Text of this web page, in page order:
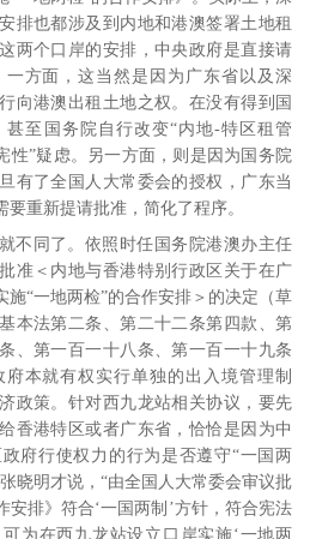
排也都涉及到内地和港澳签署土地租
两个口岸的安排，中央政府是直接请
方面，这当然是因为广东省以及深
向港澳出租土地之权。在没有得到国
至国务院自行改变“内地-特区租管
性”疑虑。
另一方面，则是因为国务院
有了全国人大常委会的授权，广东当
重新提请批准，简化了程序。
不同了。依照时任国务院港澳办主任
准＜内地与香港特别行政区关于在广
“一地两检”的合作安排＞的决定（草
本法第二条、第二十二条第四款、第
、第一百一十八条、第一百一十九条
本就有权实行单独的出入境管理制
政策。针对西九龙站相关协议，要先
香港特区或者广东省，恰恰是因为中
府行使权力的行为是否遵守“一国两
晓明才说，“由全国人大常委会审议批
排》符合‘一国两制’方针，符合宪法
为在西九龙站设立口岸实施‘一地两